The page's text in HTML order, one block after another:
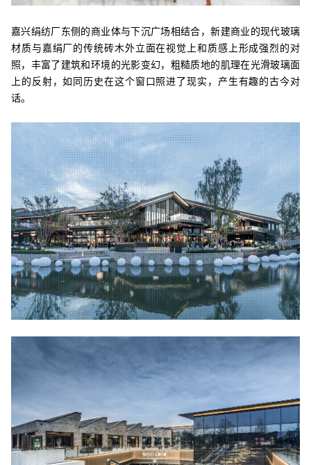
嘉兴绢纺厂东侧的商业体与下沉广场相结合，新建商业的现代玻璃
材质与嘉绢厂的传统砖木外立面在视觉上和质感上形成强烈的对
照，丰富了建筑和环境的光影变幻，粗糙质地的肌理在光滑玻璃面
上的反射，如同历史在这个窗口照进了现实，产生有趣的古今对
话。